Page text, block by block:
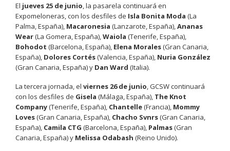
El jueves 25 de junio, la pasarela continuará en
Expomeloneras, con los desfiles de Isla Bonita Moda (La
Palma, España), Macaronesia (Lanzarote, España),Ananas
Wear(La Gomera, España),Waiola (Tenerife, España),
Bohodot (Barcelona, España), Elena Morales(Gran Canaria,
España), Dolores Cortés(Valencia, España), Nuria González
(Gran Canaria, España) y Dan Ward (Italia).
La tercera jornada, el viernes 26 de junio, GCSW continuará
con los desfiles de Gisela (Málaga, España), The Knot
Company(Tenerife, España), Chantelle(Francia), Mommy
Loves(Gran Canaria, España), Chacho Svnrs(Gran Canaria,
España), Camila CTG (Barcelona, España), Palmas(Gran
Canaria, España) y Melissa Odabash (Reino Unido).